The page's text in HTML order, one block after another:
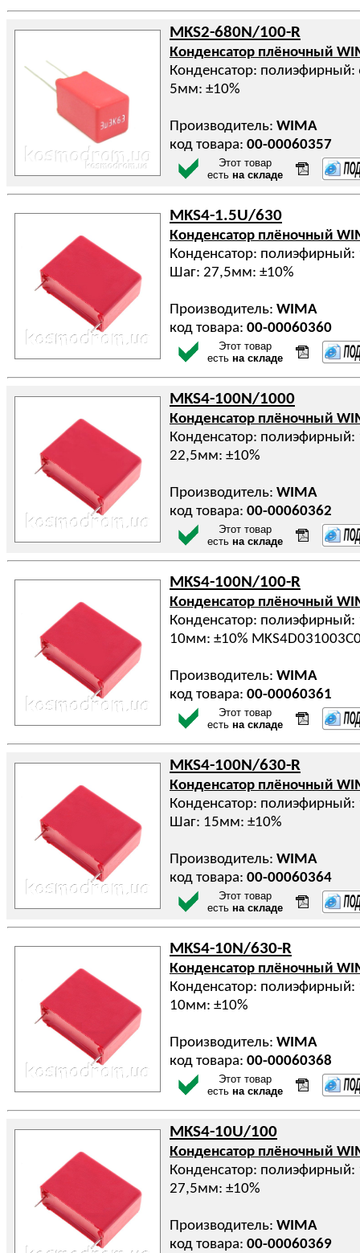
MKS2-680N/100-R
Конденсатор плёночный
Конденсатор:
5мм: ±10%
Производитель: WIMA
код товара: 00-00060357
Этот товар
есть на складе
MKS4-1.5U/630
Конденсатор плёночный
Конденсатор: полиэфирный:
Шаг: 27,5мм: ±10%
Производитель: WIMA
код товара: 00-00060360
Этот товар
есть на складе
MKS4-100N/1000
Конденсатор плёночный
Конденсатор:
22,5мм: ±10%
Производитель: WIMA
код товара: 00-00060362
Этот товар
есть на складе
MKS4-100N/100-R
Конденсатор плёночный
Конденсатор:
10мм: ±10%
Производитель: WIMA
код товара: 00-00060361
Этот товар
есть на складе
MKS4-100N/630-R
Конденсатор плёночный
Конденсатор: полиэфирный:
Шаг: 15мм: ±10%
Производитель: WIMA
код товара: 00-00060364
Этот товар
есть на складе
MKS4-10N/630-R
Конденсатор плёночный
Конденсатор:
10мм: ±10%
Производитель: WIMA
код товара: 00-00060368
Этот товар
есть на складе
MKS4-10U/100
Конденсатор плёночный
Конденсатор:
27,5мм: ±10%
Производитель: WIMA
код товара: 00-00060369